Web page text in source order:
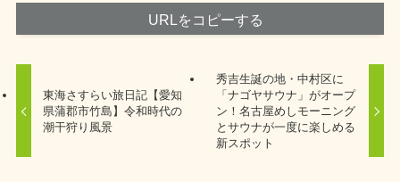
URLをコピーする
東海さすらい旅日記【愛知
県蒲郡市竹島】令和時代の
潮干狩り風景
秀吉生誕の地・中村区に
「ナゴヤサウナ」がオープ
ン！名古屋めしモーニング
とサウナが一度に楽しめる
新スポット